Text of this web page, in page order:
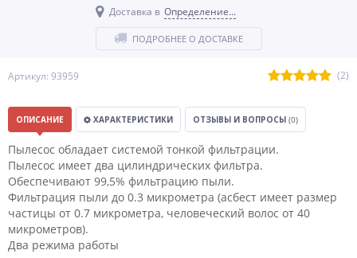
Артикул: 93959 (2)
Доставка в Определение...
ПОДРОБНЕЕ О ДОСТАВКЕ
ОПИСАНИЕ ХАРАКТЕРИСТИКИ ОТЗЫВЫ И ВОПРОСЫ (0)
Пылесос обладает системой тонкой фильтрации.
Пылесос имеет два цилиндрических фильтра.
Обеспечивают 99,5% фильтрацию пыли.
Фильтрация пыли до 0.3 микрометра (асбест имеет размер
частицы от 0.7 микрометра, человеческий волос от 40
микрометров).
Два режима работы